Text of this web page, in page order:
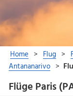
Flüge Paris